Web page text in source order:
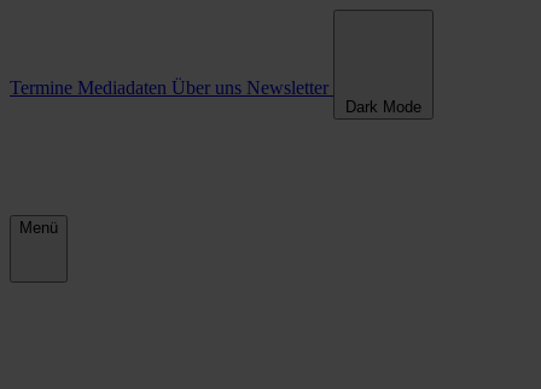
Termine Mediadaten Über uns Newsletter
Dark Mode
Menü